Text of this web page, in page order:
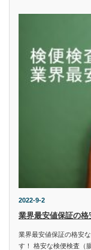
2022-9-2
業界最安値保証の格
業界最安値保証の格安
す！ 格安な検便検査（